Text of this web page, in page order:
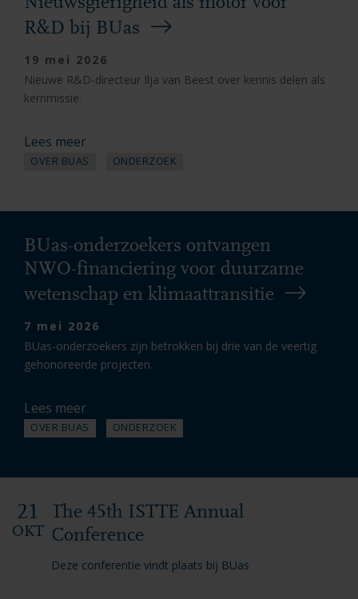
R&D bij BUas
19 mei 2026
Nieuwe R&D-directeur Ilja van Beest over kennis delen als
kernmissie.
Lees meer
OVER BUAS ONDERZOEK
BUas-onderzoekers ontvangen
NWO-financiering voor duurzame
wetenschap en klimaattransitie
7 mei 2026
BUas-onderzoekers zijn betrokken bij drie van de veertig
gehonoreerde projecten.
Lees meer
OVER BUAS ONDERZOEK
The 45th ISTTE Annual
Conference
21
OKT
Deze conferentie vindt plaats bij BUas